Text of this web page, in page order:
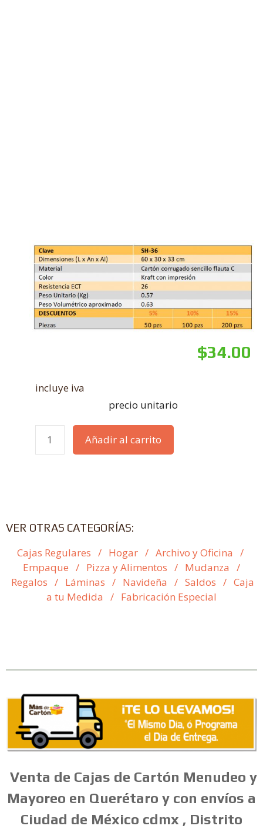
$34.00
incluye iva
precio unitario
Añadir al carrito
VER OTRAS CATEGORÍAS:
Cajas Regulares / Hogar / Archivo y Oficina /
Empaque / Pizza y Alimentos / Mudanza /
Regalos / Láminas / Navideña / Saldos / Caja
a tu Medida / Fabricación Especial
Venta de Cajas de Cartón Menudeo y
Mayoreo en Querétaro y con envíos a
Ciudad de México cdmx , Distrito